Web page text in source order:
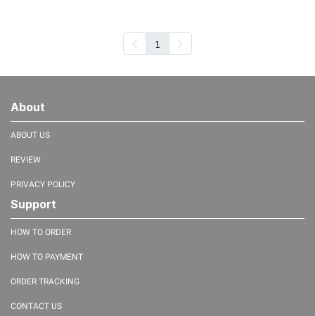
1
About
ABOUT US
REVIEW
PRIVACY POLICY
Support
HOW TO ORDER
HOW TO PAYMENT
ORDER TRACKING
CONTACT US